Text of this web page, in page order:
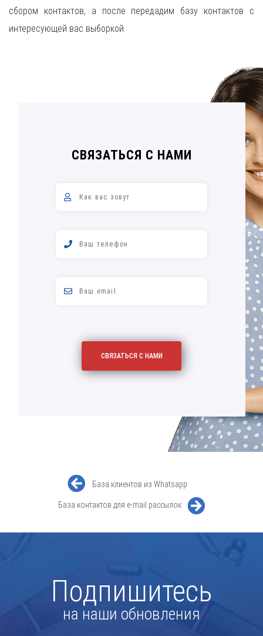
сбором контактов, а после передадим базу контактов с
интересующей вас выборкой.
СВЯЗАТЬСЯ С НАМИ
База клиентов из Whatsapp
База контактов для e-mail рассылок
Подпишитесь
на наши обновления